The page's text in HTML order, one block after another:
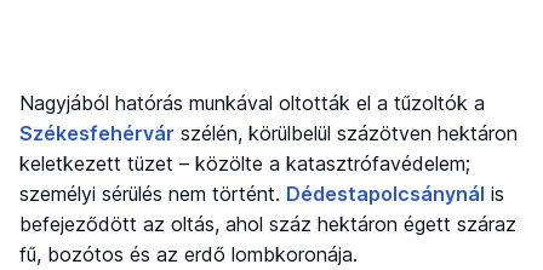
Nagyjából hatórás munkával oltották el a tűzoltók a
Székesfehérvár szélén, körülbelül százötven hektáron
keletkezett tüzet – közölte a katasztrófavédelem;
személyi sérülés nem történt. Dédestapolcsánynál is
befejeződött az oltás, ahol száz hektáron égett száraz
fű, bozótos és az erdő lombkoronája.